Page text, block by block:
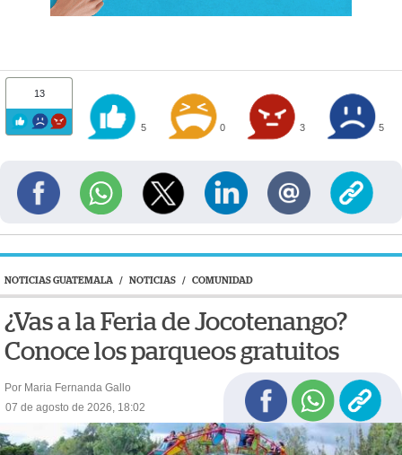
13
5 0 3 5
NOTICIAS GUATEMALA / NOTICIAS / COMUNIDAD
¿Vas a la Feria de Jocotenango?
Conoce los parqueos gratuitos
Por Maria Fernanda Gallo
07 de agosto de 2026, 18:02